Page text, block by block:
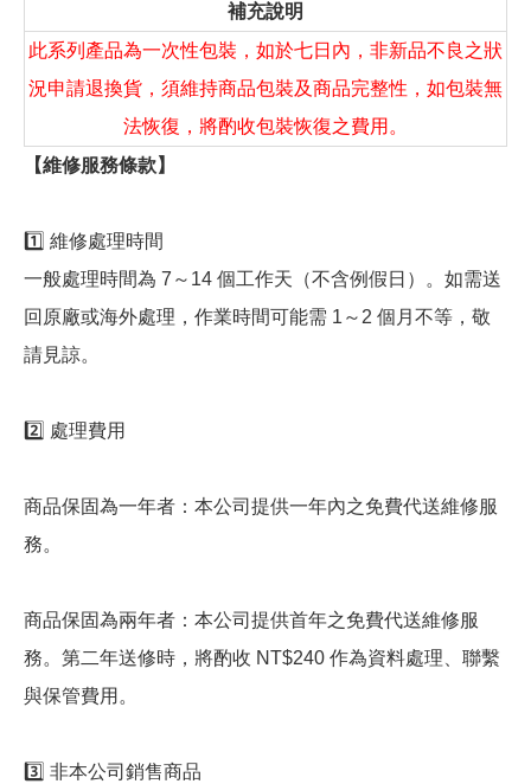
補充說明
此系列產品為一次性包裝，如於七日內，非新品不良之狀
況申請退換貨，須維持商品包裝及商品完整性，如包裝無
法恢復，將酌收包裝恢復之費用。
【維修服務條款】
1️⃣ 維修處理時間
一般處理時間為 7～14 個工作天（不含例假日）。如需送
回原廠或海外處理，作業時間可能需 1～2 個月不等，敬
請見諒。
2️⃣ 處理費用
商品保固為一年者：本公司提供一年內之免費代送維修服
務。
商品保固為兩年者：本公司提供首年之免費代送維修服
務。第二年送修時，將酌收 NT$240 作為資料處理、聯繫
與保管費用。
3️⃣ 非本公司銷售商品